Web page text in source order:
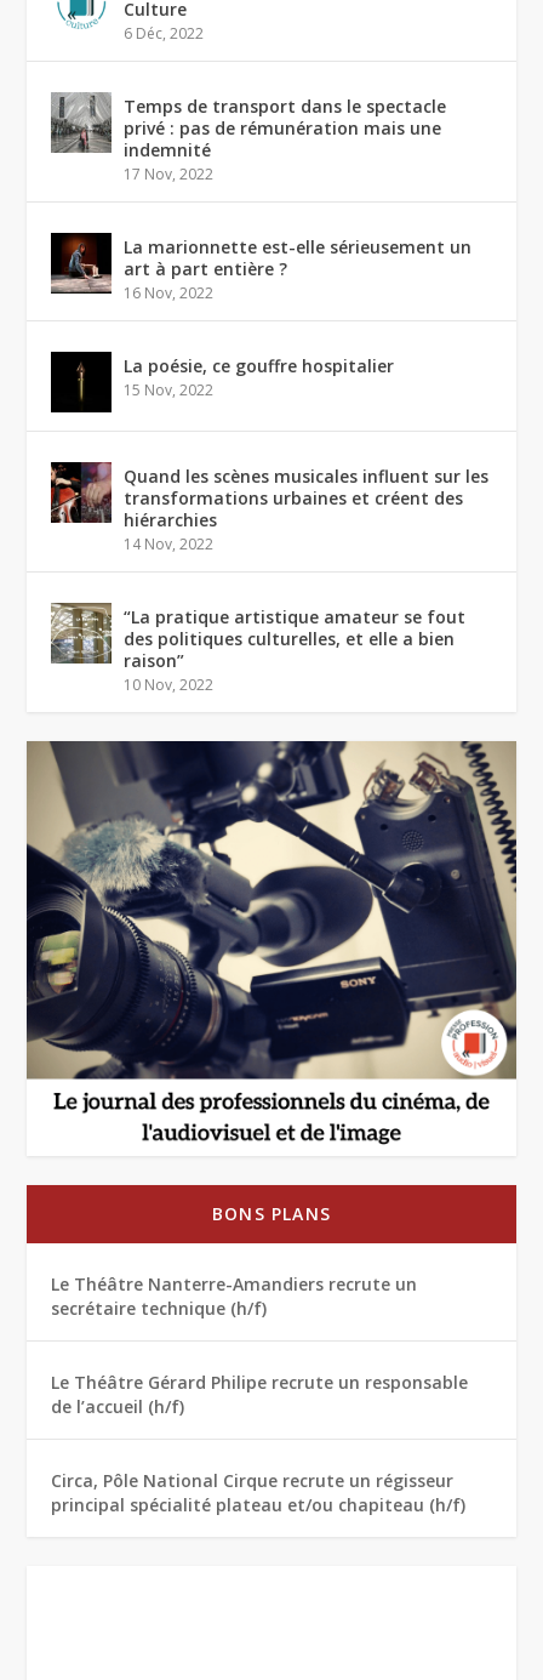
Culture
6 Déc, 2022
Temps de transport dans le spectacle
privé : pas de rémunération mais une
indemnité
17 Nov, 2022
La marionnette est-elle sérieusement un
art à part entière ?
16 Nov, 2022
La poésie, ce gouffre hospitalier
15 Nov, 2022
Quand les scènes musicales influent sur les
transformations urbaines et créent des
hiérarchies
14 Nov, 2022
“La pratique artistique amateur se fout
des politiques culturelles, et elle a bien
raison”
10 Nov, 2022
BONS PLANS
Le Théâtre Nanterre-Amandiers recrute un
secrétaire technique (h/f)
Le Théâtre Gérard Philipe recrute un responsable
de l’accueil (h/f)
Circa, Pôle National Cirque recrute un régisseur
principal spécialité plateau et/ou chapiteau (h/f)